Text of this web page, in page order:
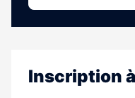
Inscription